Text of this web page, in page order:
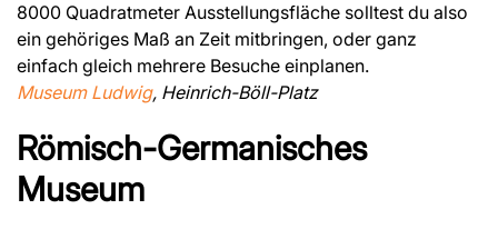
8000 Quadratmeter Ausstellungsfläche solltest du also
ein gehöriges Maß an Zeit mitbringen, oder ganz
einfach gleich mehrere Besuche einplanen.
Museum Ludwig, Heinrich-Böll-Platz
Römisch-Germanisches
Museum